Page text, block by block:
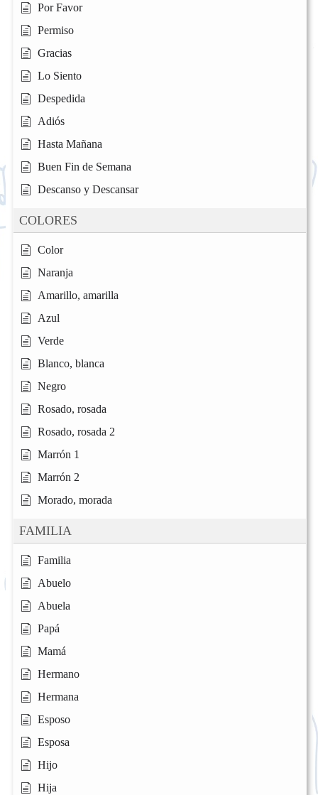
Por Favor
Permiso
Gracias
Lo Siento
Despedida
Adiós
Hasta Mañana
Buen Fin de Semana
Descanso y Descansar
COLORES
Color
Naranja
Amarillo, amarilla
Azul
Verde
Blanco, blanca
Negro
Rosado, rosada
Rosado, rosada 2
Marrón 1
Marrón 2
Morado, morada
FAMILIA
Familia
Abuelo
Abuela
Papá
Mamá
Hermano
Hermana
Esposo
Esposa
Hijo
Hija